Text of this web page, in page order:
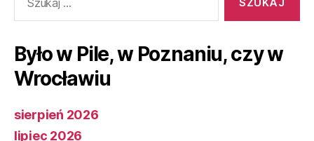
Było w Pile, w Poznaniu, czy w
Wrocławiu
sierpień 2026
lipiec 2026